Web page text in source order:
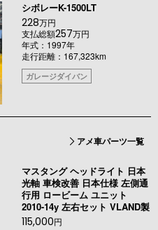
シボレーK-1500LT
228万円
支払総額257万円
年式：1997年
走行距離：167,323km
ガレージダイバン
アメ車パーツ一覧
マスタング ヘッドライト 日本
光軸 車検改善 日本仕様 左側通
行用 ロービーム ユニット
2010-14y 左右セット VLAND製
115,000円